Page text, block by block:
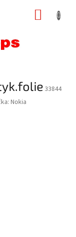
33844
Nokia